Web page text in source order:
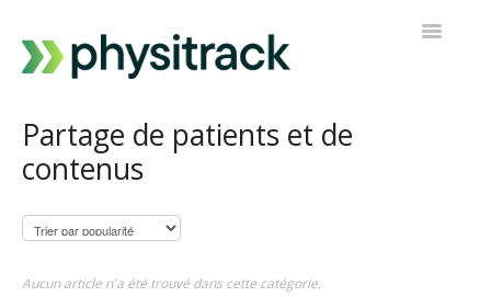
Toggle
Contacter le support
Partage de patients et de
contenus
Aucun article n'a été trouvé dans cette catégorie.